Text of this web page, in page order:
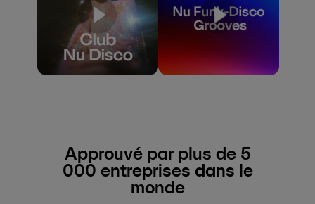
Approuvé par plus de 5
000 entreprises dans le
monde